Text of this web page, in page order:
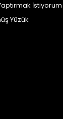
İstiyorum
Yüzük